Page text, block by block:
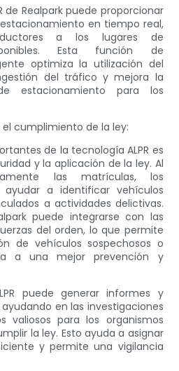
de Realpark puede proporcionar
en tiempo real,
a los lugares de
Esta función de
optimiza la utilización del
del tráfico y mejora la
estacionamiento para los
el cumplimiento de la ley:
de la tecnología ALPR es
y la aplicación de la ley. Al
las matrículas, los
ayudar a identificar vehículos
a actividades delictivas.
puede integrarse con las
del orden, lo que permite
de vehículos sospechosos o
a una mejor prevención y
puede generar informes y
en las investigaciones
valiosos para los organismos
la ley. Esto ayuda a asignar
y permite una vigilancia